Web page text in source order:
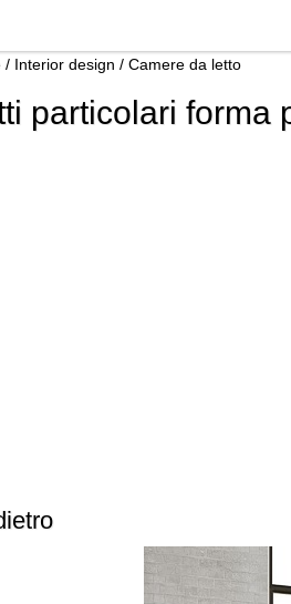
/ Interior design / Camere da letto
particolari forma